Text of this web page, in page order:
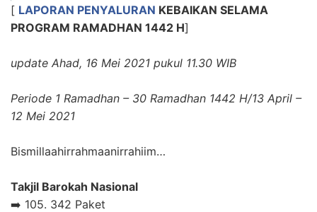
[ LAPORAN PENYALURAN KEBAIKAN SELAMA
PROGRAM RAMADHAN 1442 H]
update Ahad, 16 Mei 2021 pukul 11.30 WIB
Periode 1 Ramadhan – 30 Ramadhan 1442 H/13 April –
12 Mei 2021
Bismillaahirrahmaanirrahiim…
Takjil Barokah Nasional
➡️ 105. 342 Paket